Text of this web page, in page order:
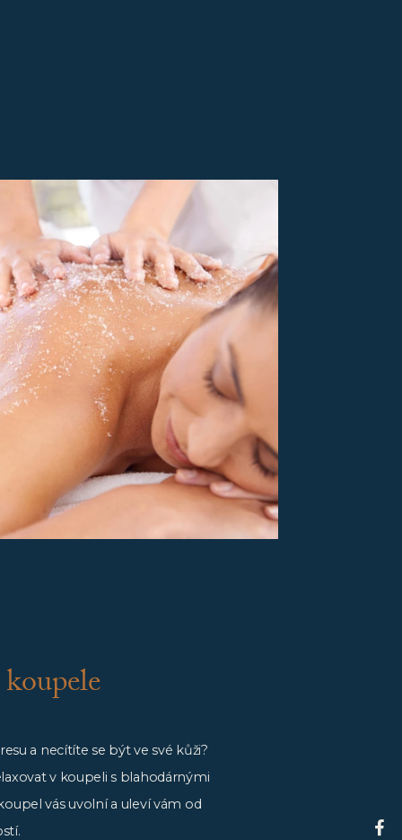
a necítíte se být ve své kůži?
v koupeli s blahodárnými
vás uvolní a uleví vám od